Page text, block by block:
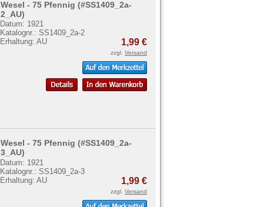
Wesel - 75 Pfennig (#SS1409_2a-
2_AU)
Datum: 1921
Katalognr.: SS1409_2a-2
Erhaltung: AU
1,99 €
zzgl. Versand
Wesel - 75 Pfennig (#SS1409_2a-
3_AU)
Datum: 1921
Katalognr.: SS1409_2a-3
Erhaltung: AU
1,99 €
zzgl. Versand